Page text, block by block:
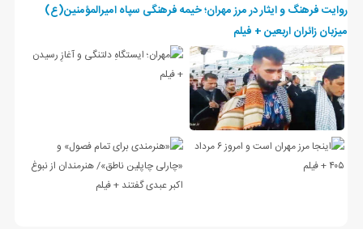
روایت فرهنگ و ایثار در مرز مهران؛ خیمه فرهنگی سپاه امیرالمؤمنین(ع)
میزبان زائران اربعین + فیلم